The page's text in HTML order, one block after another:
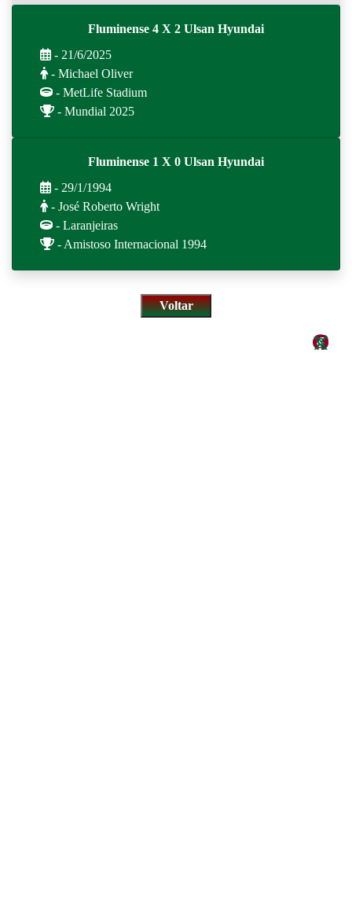
Fluminense 4 X 2 Ulsan Hyundai
- 21/6/2025
- Michael Oliver
- MetLife Stadium
- Mundial 2025
Fluminense 1 X 0 Ulsan Hyundai
- 29/1/1994
- José Roberto Wright
- Laranjeiras
- Amistoso Internacional 1994